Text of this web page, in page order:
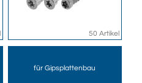
50 Artikel
für Gipsplattenbau